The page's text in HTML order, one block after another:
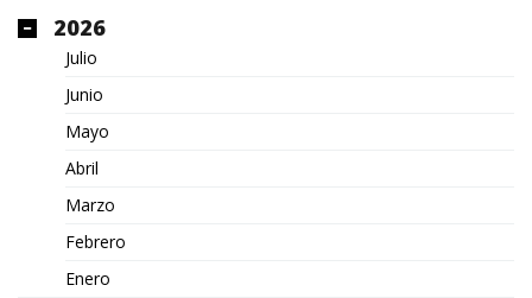
2026
Julio
Junio
Mayo
Abril
Marzo
Febrero
Enero